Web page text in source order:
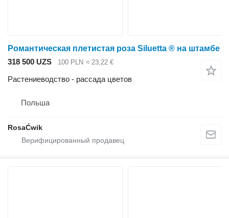
Романтическая плетистая роза Siluetta ® на штамбе
318 500 UZS
100 PLN ≈ 23,22 €
Растениеводство - рассада цветов
Польша
RosaĆwik